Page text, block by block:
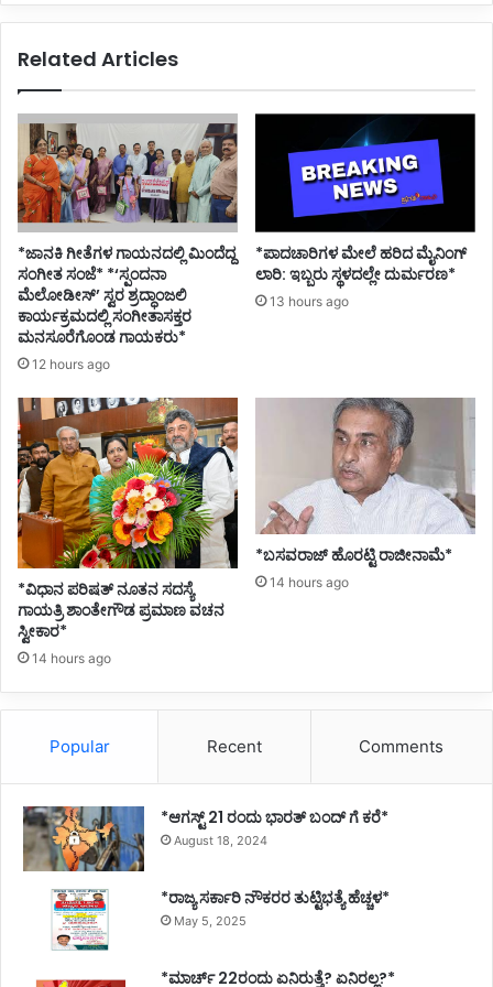
ಗಿ
ಸಿ
ಎಂ
ಸೂ
ಚ
ನೆ
a
s
t
a
t
e
B
a
d
l
y
i
t
h
3
8
8
A
c
t
i
v
e
a
n
T
u
Related Articles
*ಜಾನಕಿ ಗೀತೆಗಳ ಗಾಯನದಲ್ಲಿ ಮಿಂದೆದ್ದ
ಸಂಗೀತ ಸಂಜೆ* *‘ಸ್ಪಂದನಾ
ಮೆಲೋಡೀಸ್’ ಸ್ವರ ಶ್ರದ್ಧಾಂಜಲಿ
ಕಾರ್ಯಕ್ರಮದಲ್ಲಿ ಸಂಗೀತಾಸಕ್ತರ
ಮನಸೂರೆಗೊಂಡ ಗಾಯಕರು*
12 hours ago
*ಪಾದಚಾರಿಗಳ ಮೇಲೆ ಹರಿದ ಮೈನಿಂಗ್
ಲಾರಿ: ಇಬ್ಬರು ಸ್ಥಳದಲ್ಲೇ ದುರ್ಮರಣ*
13 hours ago
*ವಿಧಾನ ಪರಿಷತ್ ನೂತನ ಸದಸ್ಯೆ
ಗಾಯತ್ರಿ ಶಾಂತೇಗೌಡ ಪ್ರಮಾಣ ವಚನ
ಸ್ವೀಕಾರ*
14 hours ago
*ಬಸವರಾಜ್ ಹೊರಟ್ಟಿ ರಾಜೀನಾಮೆ*
14 hours ago
Popular Recent Comments
*ಆಗಸ್ಟ್ 21 ರಂದು ಭಾರತ್‌ ಬಂದ್‌ ಗೆ ಕರೆ*
August 18, 2024
*ರಾಜ್ಯ ಸರ್ಕಾರಿ ನೌಕರರ ತುಟ್ಟಿಭತ್ಯೆ ಹೆಚ್ಚಳ*
May 5, 2025
*ಮಾರ್ಚ್ 22ರಂದು ಏನಿರುತ್ತೆ? ಏನಿರಲ್ಲ?*